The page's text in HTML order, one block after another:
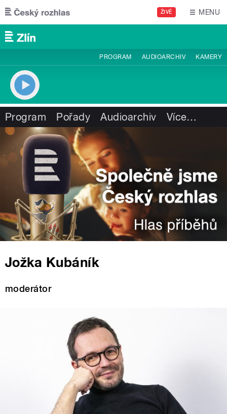
Přejít k hlavnímu obsahu
ŽIVĚ MENU
PROGRAM AUDIOARCHIV KAMERY
Program Pořady Audioarchiv Více…
Jožka Kubáník
moderátor